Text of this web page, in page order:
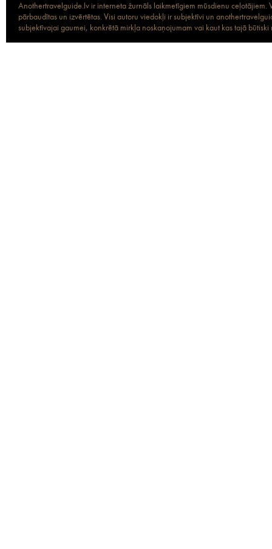
Anothertravelguide.lv ir interneta žurnāls laikmetīgiem mūsdienu
pārbaudītas un izvērtētas. Visi autoru viedokļi ir subjektīvi un
subjektīvajai gaumei, konkrētā mirkļa noskaņojumam vai kaut kas tajā